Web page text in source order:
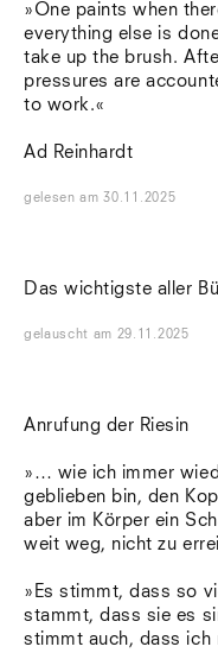
»One paints when
everything else is
take up the brush.
pressures are
to work.«
Ad Reinhardt
gelesen am30.11.2025
Das wichtigste aller
gelauscht am 29.11.2025
Anrufung der Riesin
»… wie ich immer
geblieben bin, den
aber im Körper ein
weit weg, nicht zu
»Es stimmt, dass so
stammt, dass sie es
stimmt auch, dass ich